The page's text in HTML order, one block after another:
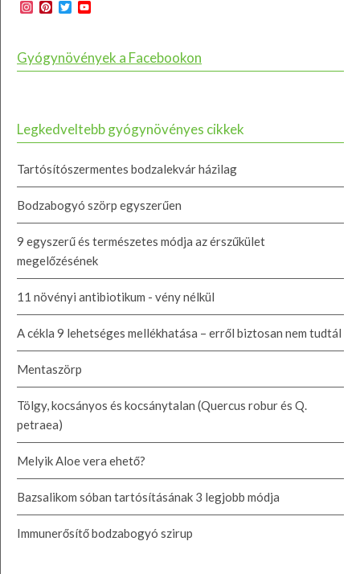
Instagram
Pinterest
Twitter
Gyógynövények a Facebookon
Legkedveltebb gyógynövényes cikkek
Tartósítószermentes bodzalekvár házilag
Bodzabogyó szörp egyszerűen
9 egyszerű és természetes módja az érszűkület
megelőzésének
11 növényi antibiotikum - vény nélkül
A cékla 9 lehetséges mellékhatása – erről biztosan nem tudtál
Mentaszörp
Tölgy, kocsányos és kocsánytalan (Quercus robur és Q.
petraea)
Melyik Aloe vera ehető?
Bazsalikom sóban tartósításának 3 legjobb módja
Immunerősítő bodzabogyó szirup